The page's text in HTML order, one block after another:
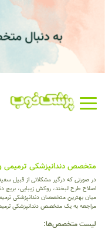
متخصص دندانپزشکی ترمیمی و
در صورتی که درگیر مشکلاتی از قبیل
اصلاح طرح لبخند، روکش زیبایی، بریج
میان بهترین متخصصان دندانپزشکی
مراجعه به یک متخصص دندانپزشکی
لیست متخصص‌ها: